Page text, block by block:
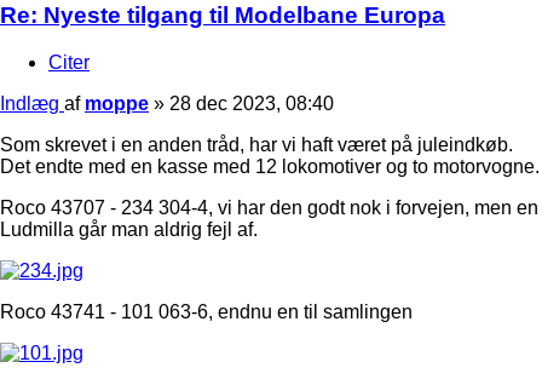
Re: Nyeste tilgang til Modelbane Europa
Citer
Indlæg af moppe » 28 dec 2023, 08:40
Som skrevet i en anden tråd, har vi haft været på juleindkøb.
Det endte med en kasse med 12 lokomotiver og to motorvogne.
Roco 43707 - 234 304-4, vi har den godt nok i forvejen, men en
Ludmilla går man aldrig fejl af.
Roco 43741 - 101 063-6, endnu en til samlingen